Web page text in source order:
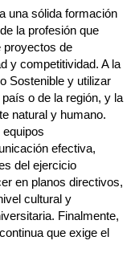
una sólida formación
la profesión que
proyectos de
y competitividad. A la
Sostenible y utilizar
o de la región, y la
natural y humano.
efectiva,
del ejercicio
en planos directivos,
cultural y
Finalmente,
que exige el